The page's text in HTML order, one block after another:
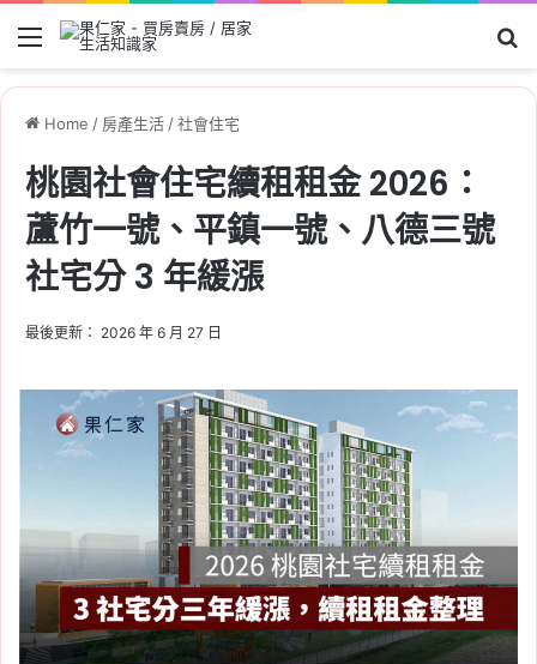
Menu
Home / 房產生活 /社會住宅
桃園社會住宅續租租金 2026：
蘆竹一號、平鎮一號、八德三號
社宅分 3 年緩漲
最後更新： 2026 年 6 月 27 日